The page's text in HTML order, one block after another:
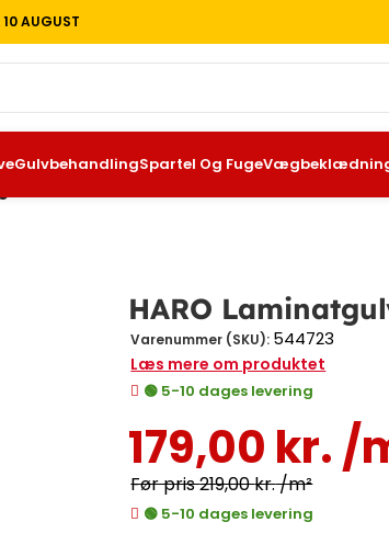
10 AUGUST
GulvbehandlingSpartel Og FugeVægbeklædning
HARO
Varenummer (SKU):544723
Læs mere om produktet
🟢 5-10 dages levering
179,00 kr./
219,00kr./m²
🟢 5-10 dages levering